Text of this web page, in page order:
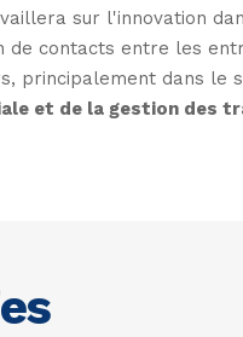
sur l'innovation
de contacts entre les
principalement dans le
et de la gestion des